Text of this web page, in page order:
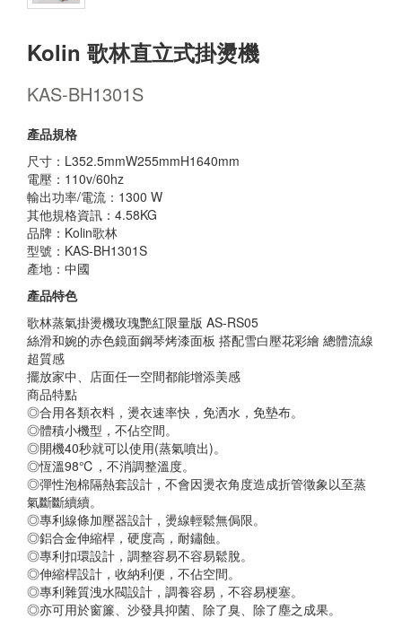
Kolin 歌林直立式掛燙機
KAS-BH1301S
產品規格
尺寸：L352.5mmW255mmH1640mm
電壓：110v/60hz
輸出功率/電流：1300 W
其他規格資訊：4.58KG
品牌：Kolin歌林
型號：KAS-BH1301S
產地：中國
產品特色
歌林蒸氣掛燙機玫瑰艷紅限量版 AS-RS05
絲滑和婉的赤色鏡面鋼琴烤漆面板 搭配雪白壓花彩繪 總體流線
超質感
擺放家中、店面任一空間都能增添美感
商品特點
◎合用各類衣料，燙衣速率快，免洒水，免墊布。
◎體積小機型，不佔空間。
◎開機40秒就可以使用(蒸氣噴出)。
◎恆溫98℃，不消調整溫度。
◎彈性泡棉隔熱套設計，不會因燙衣角度造成折管徵象以至蒸
氣斷斷續續。
◎專利線條加壓器設計，燙線輕鬆無侷限。
◎鋁合金伸縮桿，硬度高，耐鏽蝕。
◎專利扣環設計，調整容易不容易鬆脫。
◎伸縮桿設計，收納利便，不佔空間。
◎專利雜質洩水閥設計，調養容易，不容易梗塞。
◎亦可用於窗簾、沙發具抑菌、除了臭、除了塵之成果。